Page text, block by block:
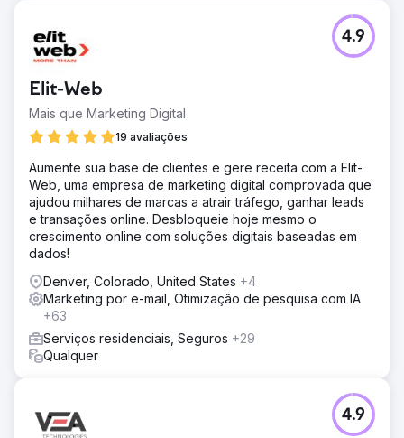
Elit-Web
Mais que Marketing Digital
19 avaliações
4.9
Aumente sua base de clientes e gere receita com a Elit-
Web, uma empresa de marketing digital comprovada que
ajudou milhares de marcas a atrair tráfego, ganhar leads
e transações online. Desbloqueie hoje mesmo o
crescimento online com soluções digitais baseadas em
dados!
Denver, Colorado, United States +4
Marketing por e-mail, Otimização de pesquisa com IA
+63
Serviços residenciais, Seguros +29
Qualquer
4.9